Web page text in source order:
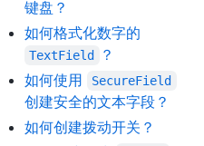
键盘？
如何格式化数字的
TextField
？
如何使用
SecureField
创建安全的文本字段？
如何创建拨动开关？